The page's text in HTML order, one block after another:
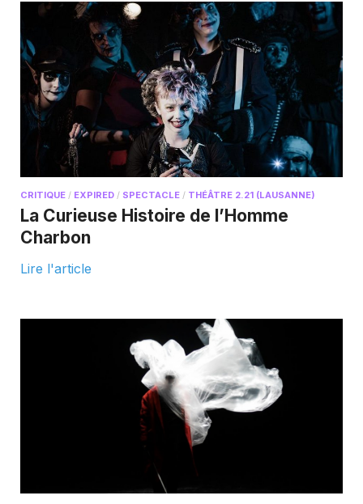
CRITIQUE / EXPIRED / SPECTACLE / THÉÂTRE 2.21 (LAUSANNE)
La Curieuse Histoire de l’Homme
Charbon
Lire l'article